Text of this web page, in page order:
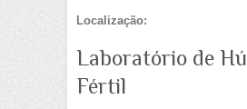
Localização:
Laboratório de
Fértil